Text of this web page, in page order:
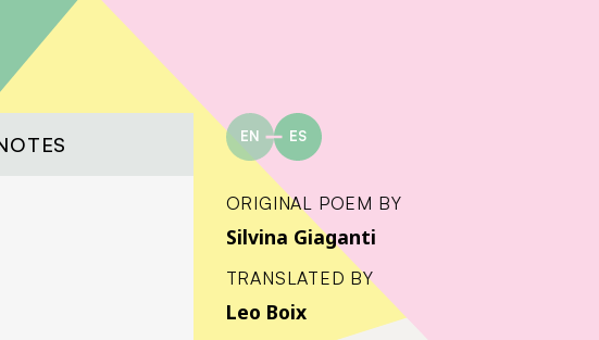
EN ES
ORIGINAL POEM BY
Silvina Giaganti
TRANSLATED BY
Leo Boix